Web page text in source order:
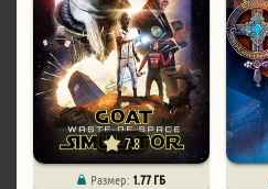
7.8
Размер: 1.77 ГБ